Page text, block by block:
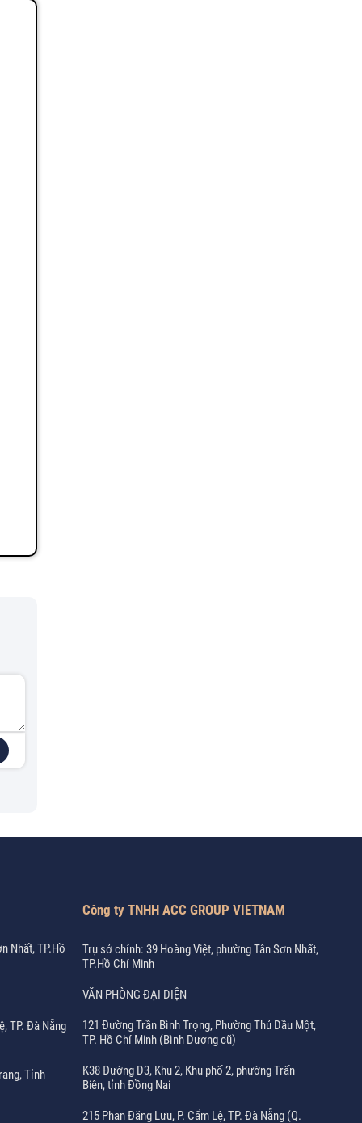
Nhất, TP.Hồ
TP. Đà Nẵng
Tỉnh
Công ty TNHH ACC GROUP VIETNAM
Trụ sở chính: 39 Hoàng Việt, phường Tân Sơn Nhất,
TP.Hồ Chí Minh
VĂN PHÒNG ĐẠI DIỆN
121 Đường Trần Bình Trọng, Phường Thủ Dầu Một,
TP. Hồ Chí Minh (Bình Dương cũ)
K38 Đường D3, Khu 2, Khu phố 2, phường Trấn
Biên, tỉnh Đồng Nai
215 Phan Đăng Lưu, P. Cẩm Lệ, TP. Đà Nẵng (Q.